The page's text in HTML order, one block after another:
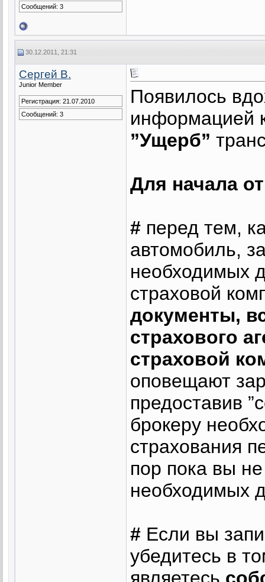
Сообщений: 3
30.12.2011, 21:31
Сергей В.
Junior Member
Регистрация: 21.07.2010
Сообщений: 3
Появилось
информацией
”Ущерб”
Для начала
# перед тем,
автомобиль,
необходимых
страховой
документы,
страхового
страховой
оповещают
предоставив
брокеру
страхования
пор пока вы
необходимых
# Если вы
убедитесь в